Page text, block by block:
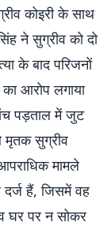
कोइरी के साथ
ने सुग्रीव को दो
के बाद परिजनों
आरोप लगाया
पड़ताल में जुट
मृतक सुग्रीव
मामले
हैं, जिसमें वह
घर पर न सोकर